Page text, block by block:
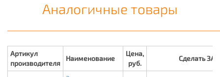
Аналогичные товары
Артикул
производителя
Наименование
Цена,
руб.
Сделать